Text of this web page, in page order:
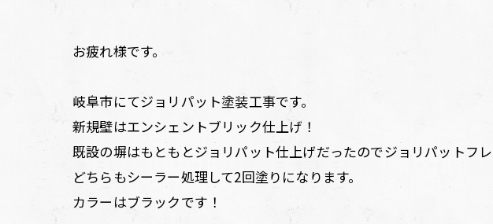
お疲れ様です。
岐阜市にてジョリパット塗装工事です。
新規壁はエンシェントブリック仕上げ！
既設の塀はもともとジョリパット仕上げだったのでジョリパットフ
どちらもシーラー処理して2回塗りになります。
カラーはブラックです！